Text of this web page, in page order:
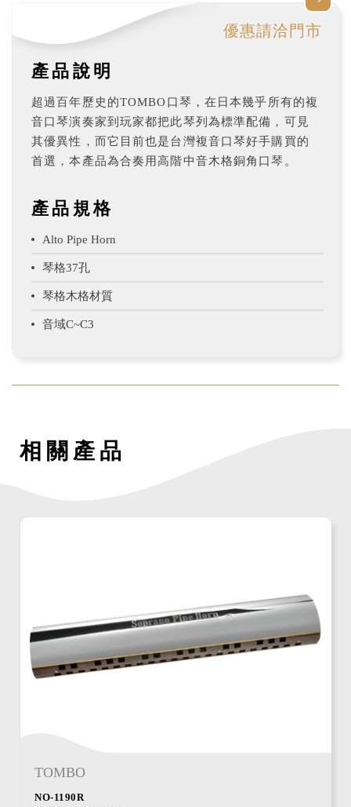
優惠請洽門市
產品說明
超過百年歷史的TOMBO口琴，在日本幾乎所有的複
音口琴演奏家到玩家都把此琴列為標準配備，可見
其優異性，而它目前也是台灣複音口琴好手購買的
首選，本產品為合奏用高階中音木格銅角口琴。
產品規格
Alto Pipe Horn
琴格37孔
琴格木格材質
音域C~C3
相關產品
TOMBO
NO-1190R